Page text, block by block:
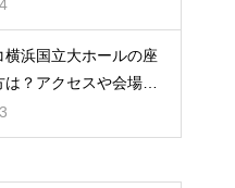
横浜国立大ホールの座
？アクセスや会場の
チェック